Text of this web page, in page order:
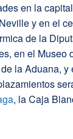
en la
y en el
de la
en el Museo
la Aduana, y
, la Caja